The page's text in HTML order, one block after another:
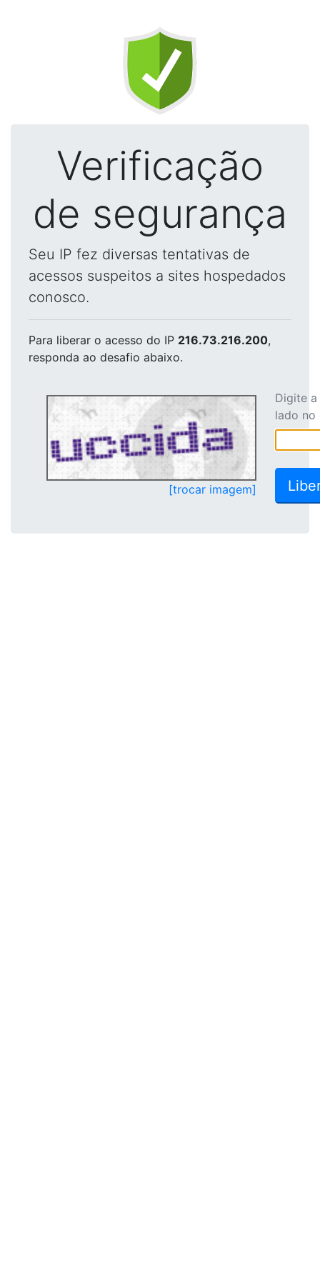
Verificação
de segurança
Seu IP fez diversas tentativas de
acessos suspeitos a sites hospedados
conosco.
Para liberar o acesso do IP 216.73.216.200,
responda ao desafio abaixo.
[trocar imagem]
Digite
lado no